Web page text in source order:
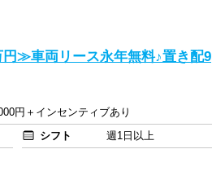
≫車両リース永年無料♪置き配9
円＋インセンティブあり
シフト
週1日以上